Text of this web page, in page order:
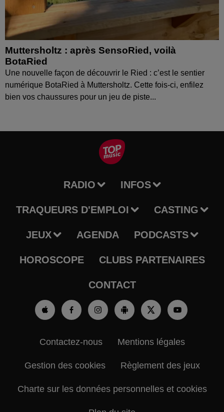
Muttersholtz : après SensoRied, voilà
BotaRied
Une nouvelle façon de découvrir le Ried : c’est le sentier
numérique BotaRied à Muttersholtz. Cette fois-ci, enfilez
bien vos chaussures pour un jeu de piste...
RADIO INFOS
TRAQUEURS D'EMPLOI CASTING
JEUX AGENDA PODCASTS
HOROSCOPE CLUBS PARTENAIRES
CONTACT
Contactez-nous Mentions légales
Gestion des cookies Règlement des jeux
Charte sur les données personnelles et cookies